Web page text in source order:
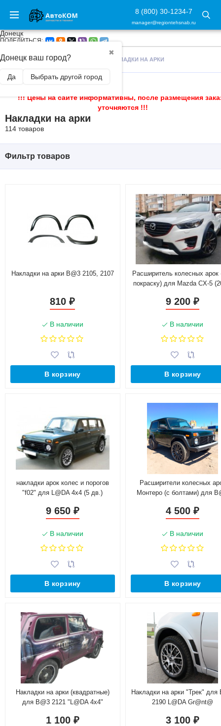
8 (800) 30-1234-7
manager@regiontehsnab.ru
Донецк
✖
Донецк ваш город?
Да Выбрать другой город
ПОДЕЛИТЬСЯ:
ГЛАВНАЯ / ВНЕШНИЙ ТЮНИНГ НАКЛАДКИ НА АРКИ
!!! Цены на сайте информативны, после размещения
уточняются !!!
Накладки на арки
114 товаров
Фильтр товаров
Накладки на арки B@3 2105, 2107
810₽
В наличии
В корзину
Расширитель колесных арок
покраску) для Mazda CX-5
9 200₽
В наличии
В корзину
накладки арок колес и порогов
"f02" для L@DA 4x4 (5 дв.)
9 650 ₽
В наличии
В корзину
Расширители колесных
Монтеро (с болтами) для
4 500₽
В наличии
В корзину
Накладки на арки (квадратные)
для B@3 2121 "L@DA 4х4"
1 100 ₽
Накладки на арки "Трек" для
2190 L@DA Gr@nt@
3 100₽